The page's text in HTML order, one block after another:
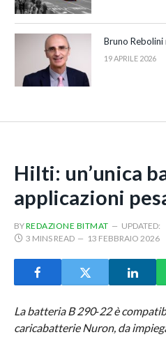
Bruno Rebolini
19 APRILE 2026
Hilti: un’unica
applicazioni
BYREDAZIONE BITMAT UPDATED:
3 MINS READ
13 FEBBRAIO 2026
La batteria B 290‑22 è
caricabatterie Nuron, da